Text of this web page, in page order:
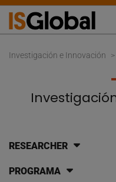
Investigación e Innovación
RESEARCHER
PROGRAMA